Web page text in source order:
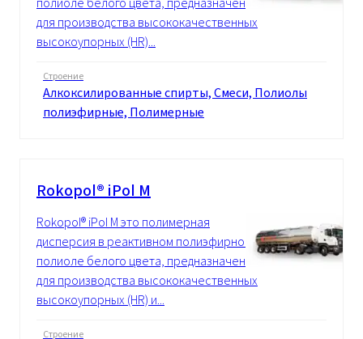
для производства высококачественных
высокоупорных (HR)...
Строение
Алкоксилированные спирты, Смеси, Полиолы
полиэфирные, Полимерные
Rokopol® iPol M
Rokopol® iPol M это полимерная
дисперсия в реактивном полиэфирном
полиоле белого цвета, предназначенная
для производства высококачественных
высокоупорных (HR) и...
Строение